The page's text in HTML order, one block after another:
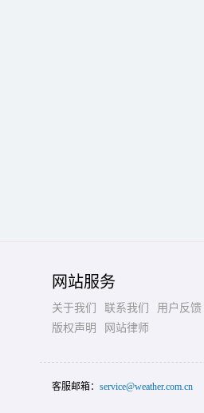
网站服务
关于我们 联系我们
用户反馈
版权声明
网站律师
客服邮箱： service@weather.com.cn